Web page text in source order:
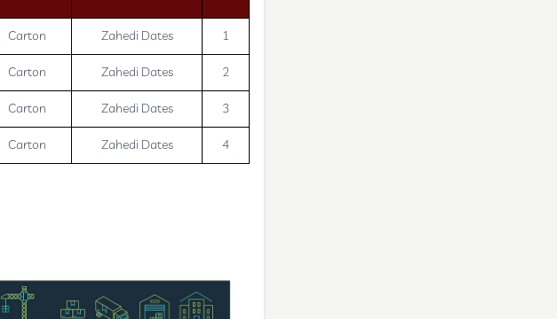
1
Zahedi Dates
Carton
2
Zahedi Dates
Carton
3
Zahedi Dates
Carton
4
Zahedi Dates
Carton